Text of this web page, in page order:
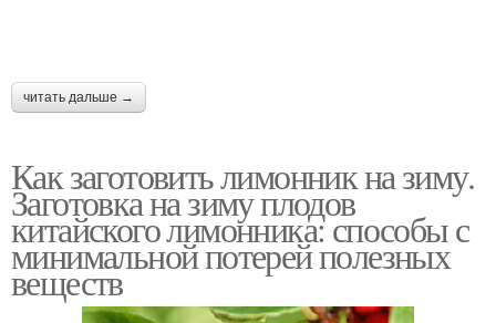
читать дальше →
Как заготовить лимонник на зиму.
Заготовка на зиму плодов
китайского лимонника: способы с
минимальной потерей полезных
веществ